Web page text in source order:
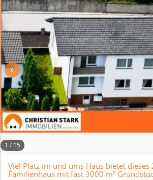
1 / 15
Viel Platz im und ums Haus bietet dieses
Familienhaus mit fast 3000 m²